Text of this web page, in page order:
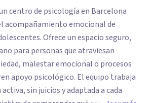
centro de psicología en Barcelona
acompañamiento emocional de
Ofrece un espacio seguro,
para personas que atraviesan
malestar emocional o procesos
psicológico. El equipo trabaja
activa, sin juicios y adaptada a cada